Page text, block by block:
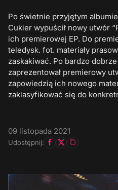
Po świetnie przyjętym
Cukier wypuścił nowy utwór
ich premierowej EP. Do
teledysk. fot. materiały
zaskakiwać. Po bardzo
zaprezentował premierowy
zapowiedzią ich nowego
zaklasyfikować się do
09 listopada 2021
Udostępnij: